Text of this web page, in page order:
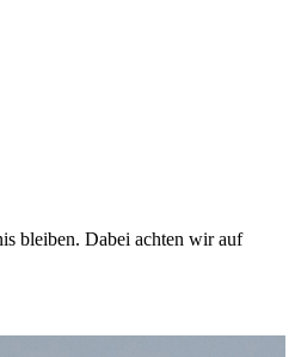
bleiben. Dabei achten wir auf